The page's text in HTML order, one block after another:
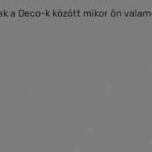
a Deco-k között mikor ön